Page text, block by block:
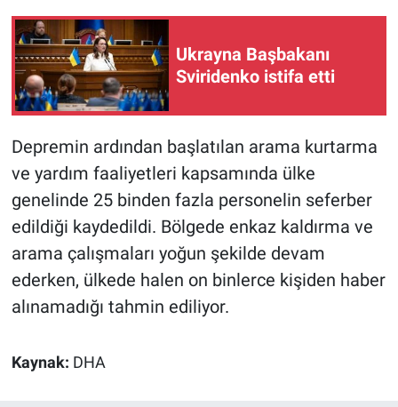
Ukrayna Başbakanı
Sviridenko istifa etti
Depremin ardından başlatılan arama kurtarma
ve yardım faaliyetleri kapsamında ülke
genelinde 25 binden fazla personelin seferber
edildiği kaydedildi. Bölgede enkaz kaldırma ve
arama çalışmaları yoğun şekilde devam
ederken, ülkede halen on binlerce kişiden haber
alınamadığı tahmin ediliyor.
Kaynak: DHA
Nedir
Popüler
Programlar
Sağlık
Spor
Teknoloji
Türkiye'nin Geleceği